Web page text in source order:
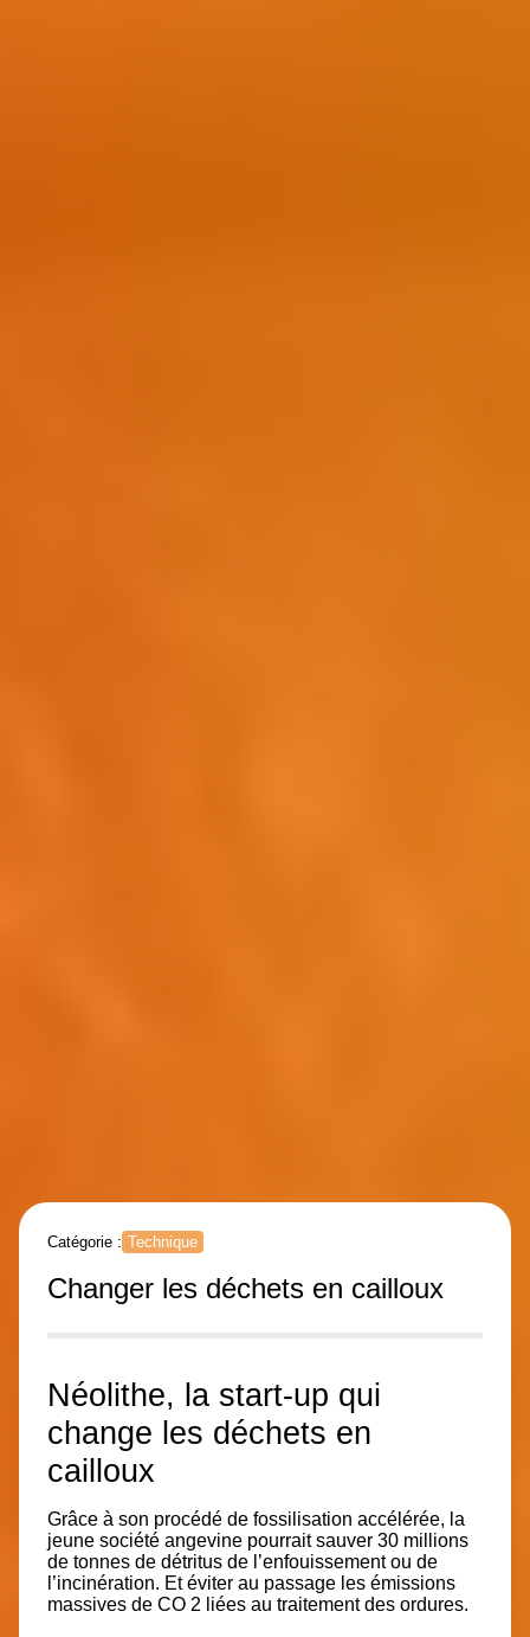
Catégorie : Technique
Changer les déchets en cailloux
Néolithe, la start-up qui
change les déchets en
cailloux
Grâce à son procédé de fossilisation accélérée, la
jeune société angevine pourrait sauver 30 millions
de tonnes de détritus de l’enfouissement ou de
l’incinération. Et éviter au passage les émissions
massives de CO 2 liées au traitement des ordures.